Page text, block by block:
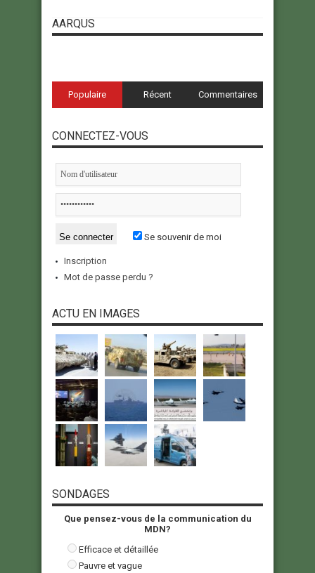
AARQUS
Populaire Récent Commentaires
CONNECTEZ-VOUS
Se souvenir de moi
Inscription
Mot de passe perdu ?
ACTU EN IMAGES
SONDAGES
Que pensez-vous de la communication du
MDN?
Efficace et détaillée
Pauvre et vague